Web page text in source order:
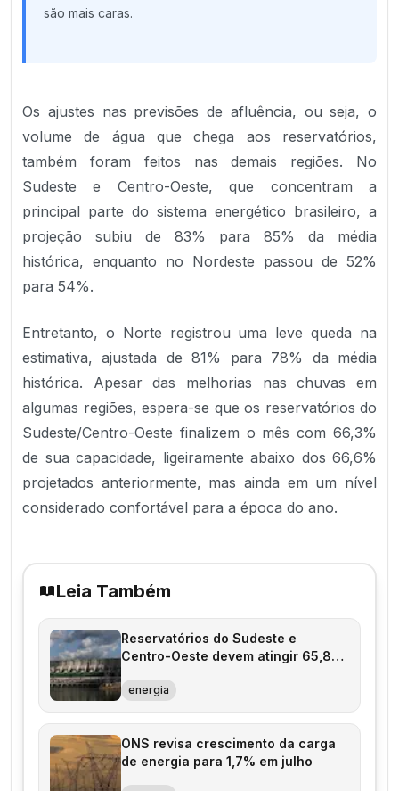
são mais caras.
Os ajustes nas previsões de afluência, ou seja, o
volume de água que chega aos reservatórios,
também foram feitos nas demais regiões. No
Sudeste e Centro-Oeste, que concentram a
principal parte do sistema energético brasileiro, a
projeção subiu de 83% para 85% da média
histórica, enquanto no Nordeste passou de 52%
para 54%.
Entretanto, o Norte registrou uma leve queda na
estimativa, ajustada de 81% para 78% da média
histórica. Apesar das melhorias nas chuvas em
algumas regiões, espera-se que os reservatórios do
Sudeste/Centro-Oeste finalizem o mês com 66,3%
de sua capacidade, ligeiramente abaixo dos 66,6%
projetados anteriormente, mas ainda em um nível
considerado confortável para a época do ano.
Leia Também
Reservatórios do Sudeste e
Centro-Oeste devem atingir 65,8%
energia
ONS revisa crescimento da carga
de energia para 1,7% em julho